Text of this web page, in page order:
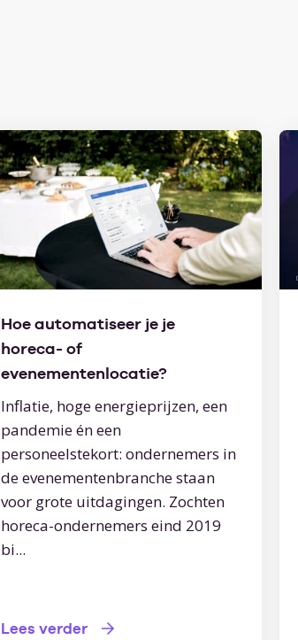
Hoe automatiseer je je
horeca- of
evenementenlocatie?
Inflatie, hoge energieprijzen, een
pandemie én een
personeelstekort: ondernemers in
de evenementenbranche staan
voor grote uitdagingen. Zochten
horeca-ondernemers eind 2019
bi...
Lees verder